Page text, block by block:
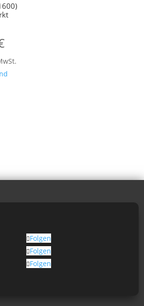
Folgen
Folgen
Folgen